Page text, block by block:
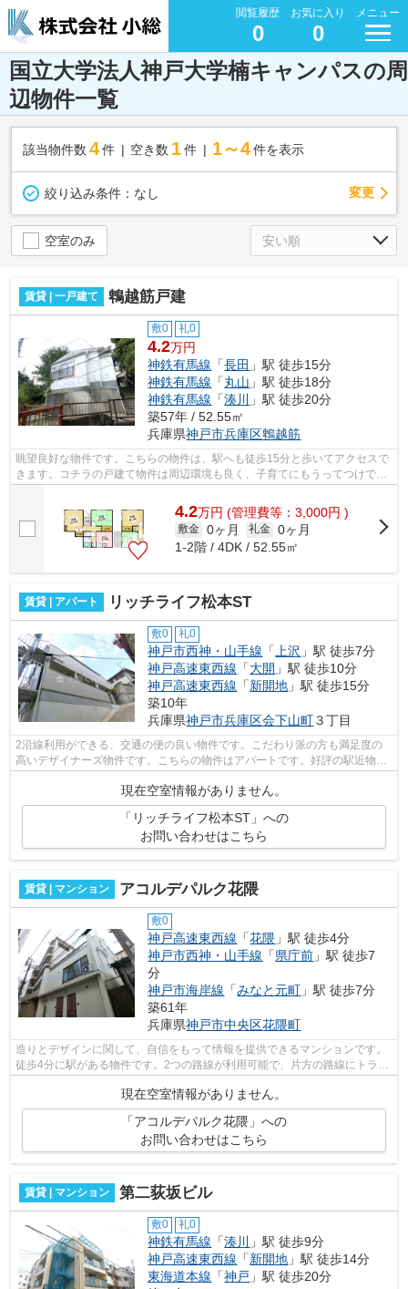
閲覧履歴
0
お気に入り
0
メニュー
国立大学法人神戸大学楠キャンパスの周
辺物件一覧
該当物件数 4件 空き数 1 件 1～4 件を表示
絞り込み条件： なし 変更
空室のみ
賃貸 | 一戸建て 鵯越筋戸建
敷0 礼0
4.2万円
神鉄有馬線 「長田 」駅 徒歩15分
神鉄有馬線 「丸山 」駅 徒歩18分
神鉄有馬線 「湊川
」駅 徒歩20分
築57年 / 52.55㎡
兵庫県神戸市兵庫区鵯越筋
眺望良好な物件です。こちらの物件は、駅へも徒歩15分と歩いてアクセスで
きます。コチラの戸建て物件は周辺環境も良く、子育てにもうってつけで
4.2万円 (管理費等：3,000円 )
敷金 0ヶ月 礼金 0ヶ月
1-2階 / 4DK / 52.55㎡
賃貸 | アパート リッチライフ松本ST
敷0 礼0
神戸市西神・山手線 「 上沢 」駅 徒歩7分
神戸高速東西線 「大開 」駅 徒歩10分
神戸高速東西線 「新開地 」駅 徒歩15分
築10年
兵庫県神戸市兵庫区会下山町３丁目
2沿線利用ができる、交通の便の良い物件です。こだわり派の方も満足度の
高いデザイナーズ物件です。こちらの物件はアパートです。好評の駅近物件
現在空室情報がありません。
「リッチライフ松本ST」への
お問い合わせはこちら
賃貸 | マンション アコルデパルク花隈
敷0
神戸高速東西線 「花隈 」駅 徒歩4分
神戸市西神・山手線 「県庁前 」駅 徒歩7
分
神戸市海岸線 「みなと元町 」駅 徒歩7分
築61年
兵庫県神戸市中央区花隈町
造りとデザインに関して、自信をもって情報を提供できるマンションです。
徒歩4分に駅がある物件です。2つの路線が利用可能で、片方の路線にトラブ
ルがあっても別ルートが使えます。神...
現在空室情報がありません。
「アコルデパルク花隈」への
お問い合わせはこちら
賃貸 | マンション 第二荻坂ビル
敷0 礼0
神鉄有馬線 「湊川
」駅 徒歩9分
神戸高速東西線 「新開地 」駅 徒歩14分
東海道本線 「神戸 」駅 徒歩20分